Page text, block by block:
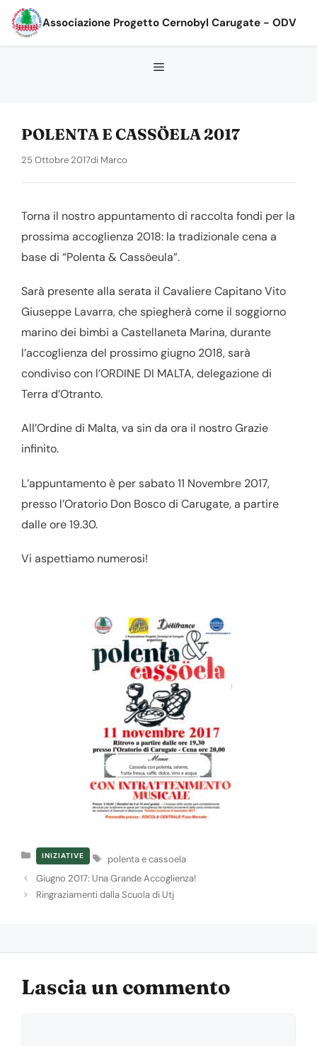
Associazione Progetto Cernobyl Carugate - ODV
POLENTA E CASSÖELA 2017
25 Ottobre 2017di Marco
Torna il nostro appuntamento di raccolta fondi per la
prossima accoglienza 2018: la tradizionale cena a
base di “Polenta & Cassöeula”.
Sarà presente alla serata il Cavaliere Capitano Vito
Giuseppe Lavarra, che spiegherà come il soggiorno
marino dei bimbi a Castellaneta Marina, durante
l’accoglienza del prossimo giugno 2018, sarà
condiviso con l’ORDINE DI MALTA, delegazione di
Terra d’Otranto.
All’Ordine di Malta, va sin da ora il nostro Grazie
infinito.
L’appuntamento è per sabato 11 Novembre 2017,
presso l’Oratorio Don Bosco di Carugate, a partire
dalle ore 19.30.
Vi aspettiamo numerosi!
Categorie
INIZIATIVE Tag
polenta e cassoela
Giugno 2017: Una Grande Accoglienza!
Ringraziamenti dalla Scuola di Utj
Lascia un commento